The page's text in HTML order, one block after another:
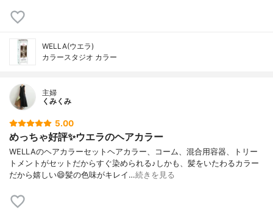
WELLA(ウエラ)
カラースタジオ カラー
主婦
くみくみ
5.00
めっちゃ好評✨ウエラのヘアカラー
WELLAのヘアカラーセットヘアカラー、コーム、混合用容器、トリー
トメントがセットだからすぐ染められる♪しかも、髪をいたわるカラー
だから嬉しい😄髪の色味がキレイ…続きを見る